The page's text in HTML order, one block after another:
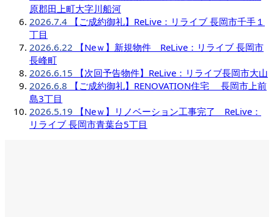
原郡田上町大字川船河
2026.7.4
【ご成約御礼】ReLive：リライブ 長岡市千手１
丁目
2026.6.22
【Neｗ】新規物件 ReLive：リライブ 長岡市
長峰町
2026.6.15
【次回予告物件】ReLive：リライブ長岡市大山
2026.6.8
【ご成約御礼】RENOVATION住宅 長岡市上前
島3丁目
2026.5.19
【Neｗ】リノベーション工事完了 ReLive：
リライブ 長岡市青葉台5丁目